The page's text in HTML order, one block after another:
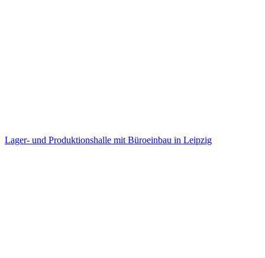
Lager- und Produktionshalle mit Büroeinbau in Leipzig